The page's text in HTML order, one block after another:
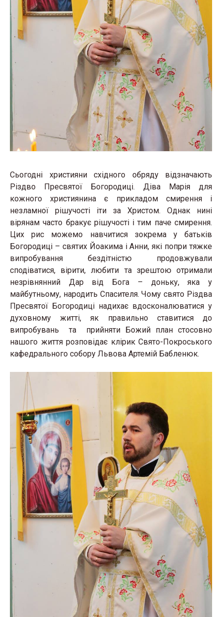
Сьогодні християни східного обряду відзначають
Різдво Пресвятої Богородиці. Діва Марія для
кожного християнина є прикладом смирення і
незламної рішучості іти за Христом. Однак нині
вірянам часто бракує рішучості і тим паче смирення.
Цих рис можемо навчитися зокрема у батьків
Богородиці – святих Йоакима і Анни, які попри тяжке
випробування бездітністю продовжували
сподіватися, вірити, любити та зрештою отримали
незрівнянний Дар від Бога – доньку, яка у
майбутньому, народить Спасителя. Чому свято Різдва
Пресвятої Богородиці надихає вдосконалюватися у
духовному житті, як правильно ставитися до
випробувань та прийняти Божий план стосовно
нашого життя розповідає клірик Свято-Покроського
кафедрального собору Львова Артемій Бабленюк.